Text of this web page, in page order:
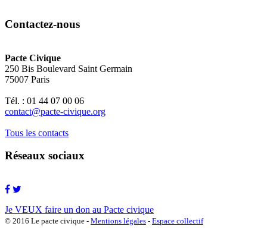
Contactez-nous
Pacte Civique
250 Bis Boulevard Saint Germain
75007 Paris
Tél. : 01 44 07 00 06
contact@pacte-civique.org
Tous les contacts
Réseaux sociaux
Je VEUX faire un don au Pacte civique
© 2016 Le pacte civique - Mentions légales - Espace collectif